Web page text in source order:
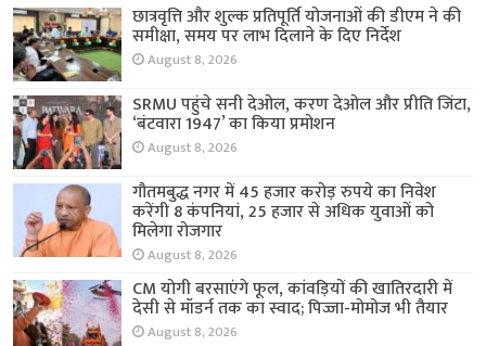
छात्रवृत्ति और शुल्क प्रतिपूर्ति योजनाओं की डीएम ने की
समीक्षा, समय पर लाभ दिलाने के दिए निर्देश
August 8, 2026
SRMU पहुंचे सनी देओल, करण देओल और प्रीति जिंटा,
‘बंटवारा 1947’ का किया प्रमोशन
August 8, 2026
गौतमबुद्ध नगर में 45 हजार करोड़ रुपये का निवेश
करेंगी 8 कंपनियां, 25 हजार से अधिक युवाओं को
मिलेगा रोजगार
August 8, 2026
CM योगी बरसाएंगे फूल, कांवड़ियों की खातिरदारी में
देसी से मॉडर्न तक का स्वाद; पिज्जा-मोमोज भी तैयार
August 8, 2026